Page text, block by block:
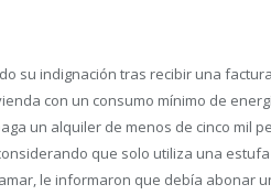
su indignación tras recibir una
con un consumo mínimo de
un alquiler de menos de cinco mil
que solo utiliza una
le informaron que debía abonar